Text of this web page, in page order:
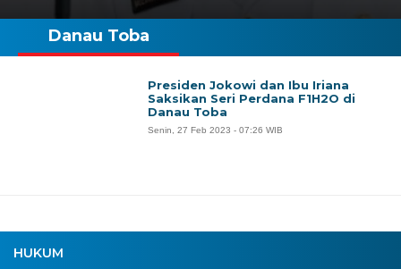
HUKUM
Danau Toba
Presiden Jokowi dan Ibu Iriana
Saksikan Seri Perdana F1H2O di
Danau Toba
Senin, 27 Feb 2023 - 07:26 WIB